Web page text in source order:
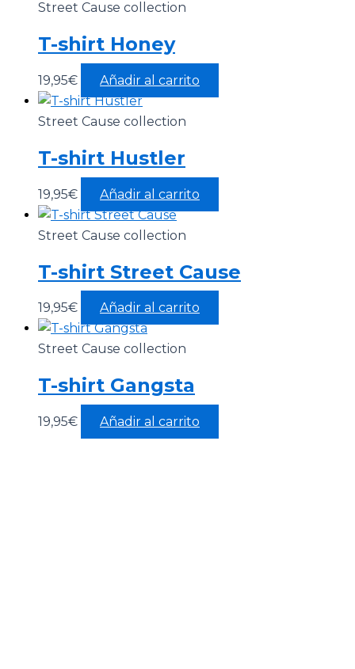
Street Cause collection
T-shirt Honey
19,95€ Añadir al carrito
Street Cause collection
T-shirt Hustler
19,95€ Añadir al carrito
Street Cause collection
T-shirt Street Cause
19,95€ Añadir al carrito
Street Cause collection
T-shirt Gangsta
19,95€ Añadir al carrito